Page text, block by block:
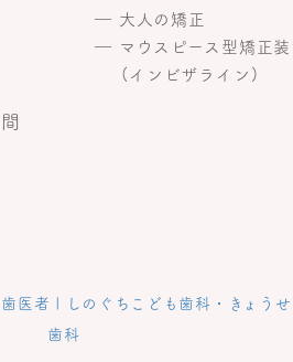
― 大人の矯正
― マウスピース型矯正
(インビザライン)
医者 | しのぐちこども歯科・きょう
歯科